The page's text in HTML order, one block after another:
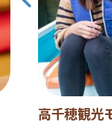
高千穂観光